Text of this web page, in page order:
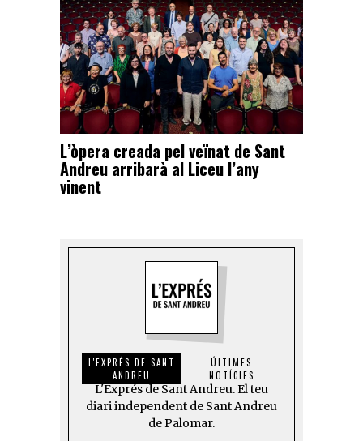
L’òpera creada pel veïnat de Sant
Andreu arribarà al Liceu l’any
vinent
L'EXPRÉS DE SANT
ANDREU
ÚLTIMES
NOTÍCIES
L'Exprés de Sant Andreu. El teu
diari independent de Sant Andreu
de Palomar.